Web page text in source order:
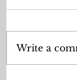
Write a